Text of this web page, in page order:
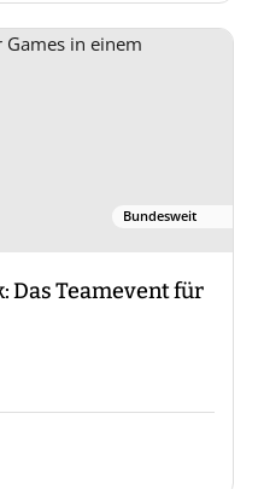
Bundesweit
Das Teamevent für